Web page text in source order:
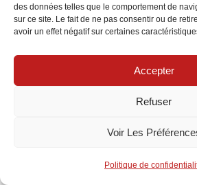
des données telles que le comportement de
sur ce site. Le fait de ne pas consentir ou de
avoir un effet négatif sur certaines
Accepter
Refuser
Voir Les
Politique de
Assurance mercedes : guide